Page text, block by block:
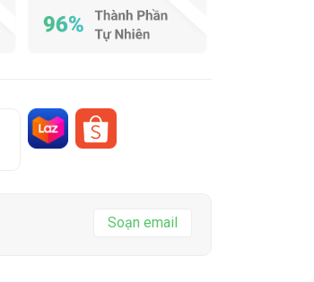
Soạn email